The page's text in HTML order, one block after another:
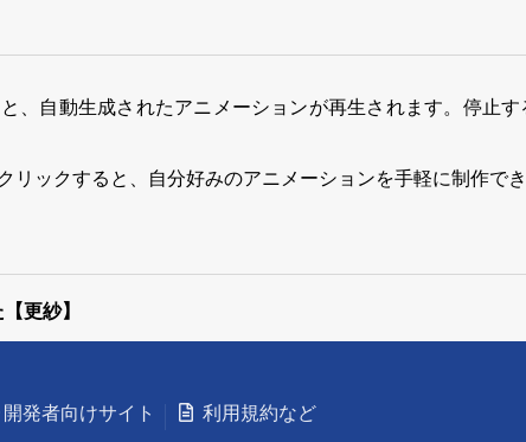
、自動生成されたアニメーションが再生されます。停止
ックすると、自分好みのアニメーションを手軽に制作でき
更紗】
開発者向けサイト 利用規約など